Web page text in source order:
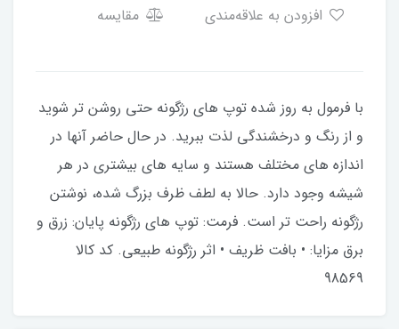
مقایسه
با فرمول به روز شده توپ های رژگونه حتی روشن تر شوید
و از رنگ و درخشندگی لذت ببرید. در حال حاضر آنها در
اندازه های مختلف هستند و سایه های بیشتری در هر
شیشه وجود دارد. حالا به لطف ظرف بزرگ شده، نوشتن
رژگونه راحت تر است. فرمت: توپ های رژگونه پایان: زرق و
برق مزایا: • بافت ظریف • اثر رژگونه طبیعی. کد کالا
98569